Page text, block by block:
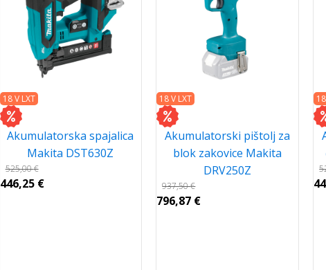
18 V LXT
Akumulatorska spajalica
Makita DST630Z
525,00€
446,25 €
18 V LXT
Akumulatorski pištolj za
blok zakovice Makita
DRV250Z
937,50€
796,87 €